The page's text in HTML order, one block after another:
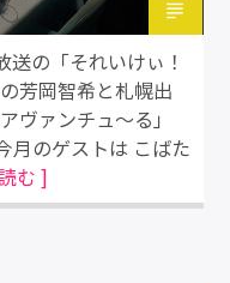
の「それいけぃ！
芳岡智希と札幌出
ヴァンチュ～る」
月のゲストは こばた
む ]